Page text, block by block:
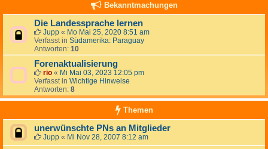
Bekanntmachungen
Die Landessprache lernen
Jupp « Mo Mai 25, 2020 8:51 am
Verfasst in Südamerika: Paraguay
Antworten: 10
Forenaktualisierung
rio « Mi Mai 03, 2023 12:05 pm
Verfasst in Wichtige Hinweise
Antworten: 8
Themen
unerwünschte PNs an Mitglieder
Jupp « Mi Nov 28, 2007 8:12 am